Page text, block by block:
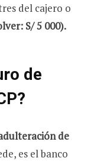
del cajero o
S/ 5 000).
de
de
es el banco